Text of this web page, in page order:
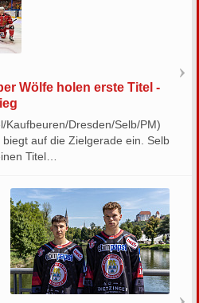
Wölfe holen erste Titel -
Kaufbeuren/Dresden/Selb/PM)
auf die Zielgerade ein. Selb
Titel…